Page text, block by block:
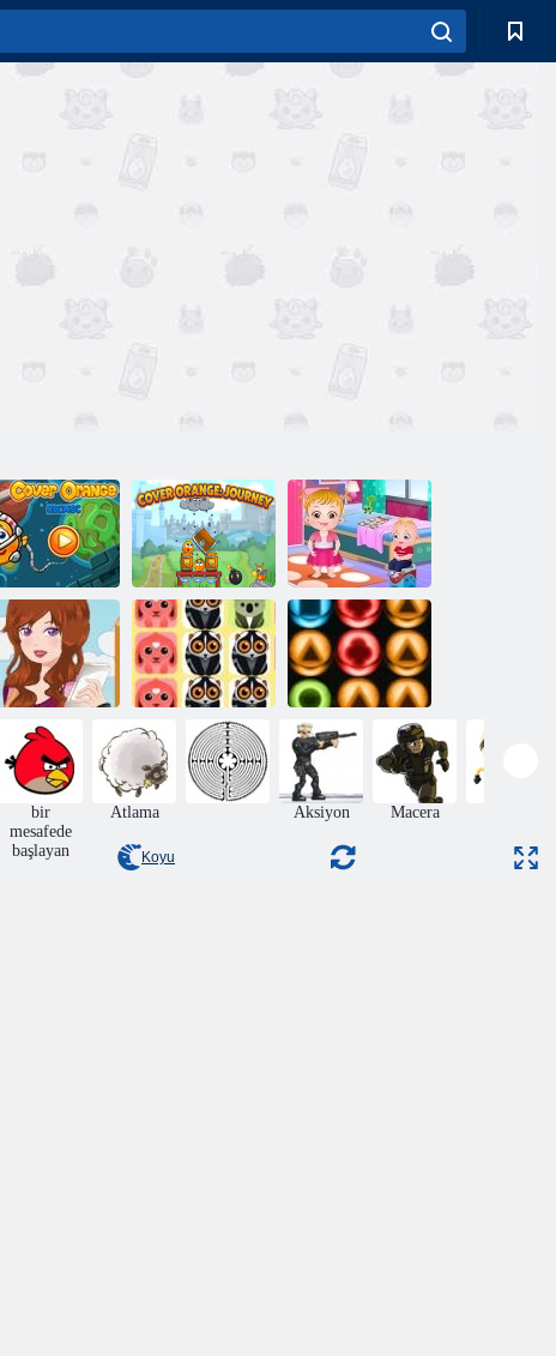
Turuncu
Boşluğu Kapat
Kapak Portakal
Yolculuğu
Bebek Hazel:
anaokulunda bir
gün
In Love WiFi 1010 Hayvan Mermer Smash
bir
mesafede
başlayan
Atlama Aksiyon Macera
Koyu